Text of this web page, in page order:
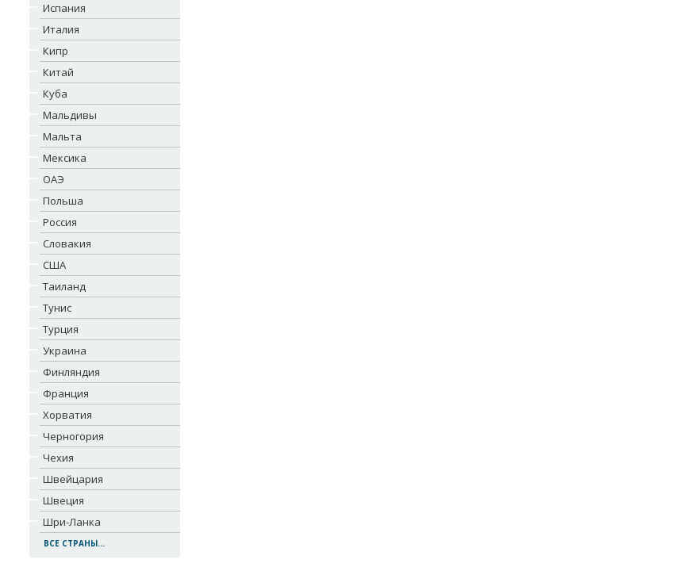
Испания
Италия
Кипр
Китай
Куба
Мальдивы
Мальта
Мексика
ОАЭ
Польша
Россия
Словакия
США
Таиланд
Тунис
Турция
Украина
Финляндия
Франция
Хорватия
Черногория
Чехия
Швейцария
Швеция
Шри-Ланка
ВСЕ СТРАНЫ...